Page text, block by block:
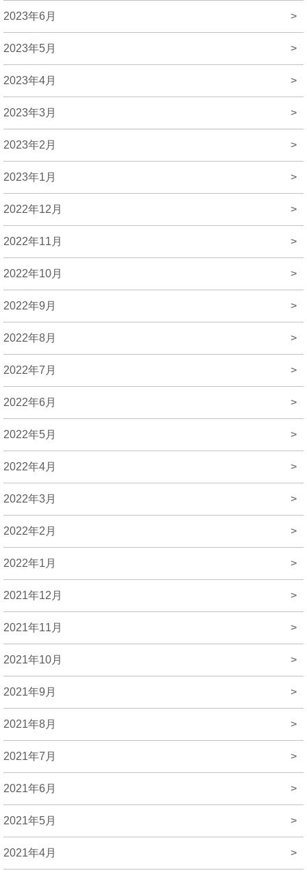
2023年6月 >
2023年5月 >
2023年4月 >
2023年3月 >
2023年2月 >
2023年1月 >
2022年12月 >
2022年11月 >
2022年10月 >
2022年9月 >
2022年8月 >
2022年7月 >
2022年6月 >
2022年5月 >
2022年4月 >
2022年3月 >
2022年2月 >
2022年1月 >
2021年12月 >
2021年11月 >
2021年10月 >
2021年9月 >
2021年8月 >
2021年7月 >
2021年6月 >
2021年5月 >
2021年4月 >